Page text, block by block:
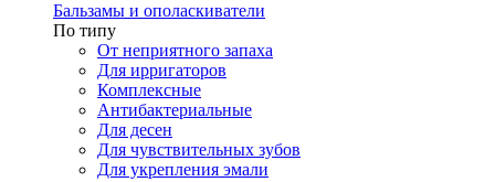
Бальзамы и ополаскиватели
По типу
От неприятного запаха
Для ирригаторов
Комплексные
Антибактериальные
Для десен
Для чувствительных зубов
Для укрепления эмали